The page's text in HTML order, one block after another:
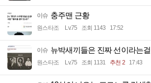
이슈 충주맨 근황
원스타조 Lv.75 조회 1143 17:52
이슈 뉴박새끼들은 진짜 선이라는
원스타조 Lv.75 조회 1131 추천 2 17:43